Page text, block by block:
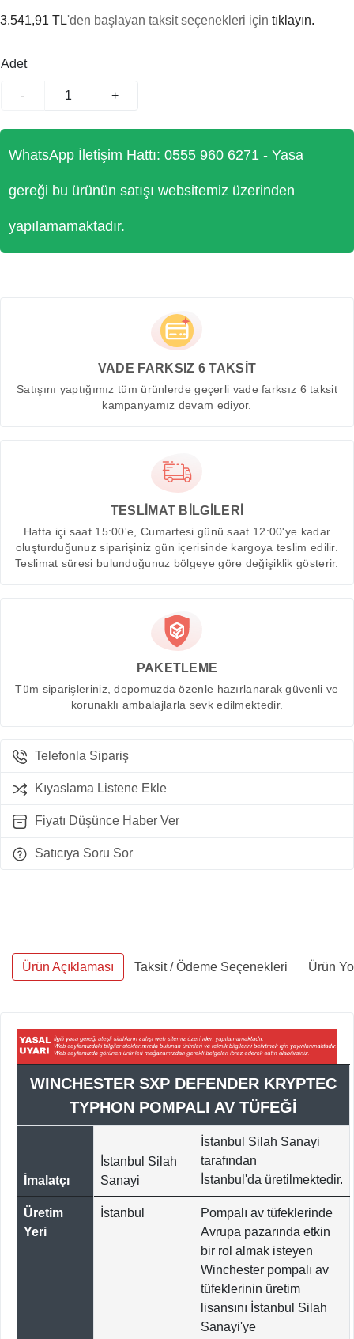
3.541,91 TL'den başlayan taksit seçenekleri için tıklayın.
Adet
- +
WhatsApp İletişim Hattı: 0555 960 6271 - Yasa
gereği bu ürünün satışı websitemiz üzerinden
yapılamamaktadır.
VADE FARKSIZ 6 TAKSİT
Satışını yaptığımız tüm ürünlerde geçerli vade farksız 6 taksit
kampanyamız devam ediyor.
TESLİMAT BİLGİLERİ
Hafta içi saat 15:00'e, Cumartesi günü saat 12:00'ye kadar
oluşturduğunuz siparişiniz gün içerisinde kargoya teslim edilir.
Teslimat süresi bulunduğunuz bölgeye göre değişiklik gösterir.
PAKETLEME
Tüm siparişleriniz, depomuzda özenle hazırlanarak güvenli ve
korunaklı ambalajlarla sevk edilmektedir.
Telefonla Sipariş
Kıyaslama Listene Ekle
Fiyatı Düşünce Haber Ver
Satıcıya Soru Sor
Ürün Açıklaması Taksit / Ödeme Seçenekleri Ürün
WINCHESTER SXP DEFENDER KRYPTEC
TYPHON POMPALI AV TÜFEĞİ
İmalatçı
İstanbul Silah
Sanayi
İstanbul Silah Sanayi
tarafından
İstanbul'da üretilmektedir.
Üretim
Yeri
İstanbul
Pompalı av tüfeklerinde
Avrupa pazarında etkin
bir rol almak isteyen
Winchester pompalı av
tüfeklerinin üretim
lisansını İstanbul Silah
Sanayi'ye